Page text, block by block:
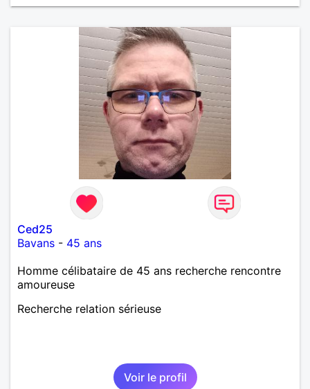
Ced25
Bavans - 45 ans
Homme célibataire de 45 ans recherche rencontre
amoureuse
Recherche relation sérieuse
Voir le profil